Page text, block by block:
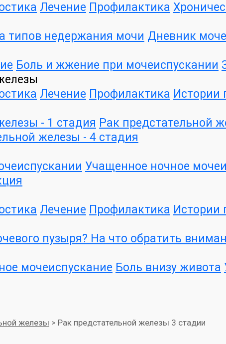
Лечение Профилактика
типов недержания мочи Дневник
Боль и жжение при мочеиспускании
Лечение Профилактика Истории
- 1 стадия Рак предстательной
железы - 4 стадия
Учащенное ночное
Лечение Профилактика Истории
пузыря? На что обратить
мочеиспускание Боль внизу живота
железы > Рак предстательной железы 3 стадии